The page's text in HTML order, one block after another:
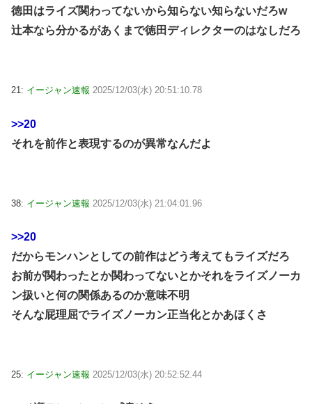
徳田はライズ関わってないから知らない知らないだろw
辻本なら分かるがあくまで徳田ディレクターのはなしだろ
21: イージャン速報 2025/12/03(水) 20:51:10.78
>>20
それを前作と表現するのが異常なんだよ
38: イージャン速報 2025/12/03(水) 21:04:01.96
>>20
だからモンハンとしての前作はどう考えてもライズだろ
お前が関わったとか関わってないとかそれをライズノーカ
ン扱いと何の関係あるのか意味不明
そんな屁理屈でライズノーカン正当化とかあほくさ
25: イージャン速報 2025/12/03(水) 20:52:52.44